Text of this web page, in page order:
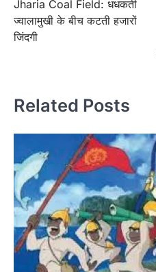
navigation
Jharia Coal Field: धधकती
ज्वालामुखी के बीच कटती हजारों
जिंदगी
Related Posts